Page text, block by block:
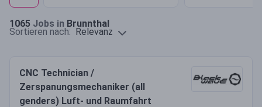
1065 Jobs in Brunnthal
Sortieren nach: Relevanz
CNC Technician /
Zerspanungsmechaniker (all
genders) Luft- und Raumfahrt